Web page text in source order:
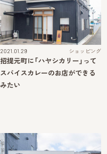
2021.01.29 ショッピング
招提元町に「ハヤシカリー」って
スパイスカレーのお店ができる
みたい